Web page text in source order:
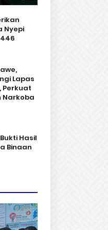
Nyepi
Lapas
Perkuat
Narkoba
Hasil
Binaan